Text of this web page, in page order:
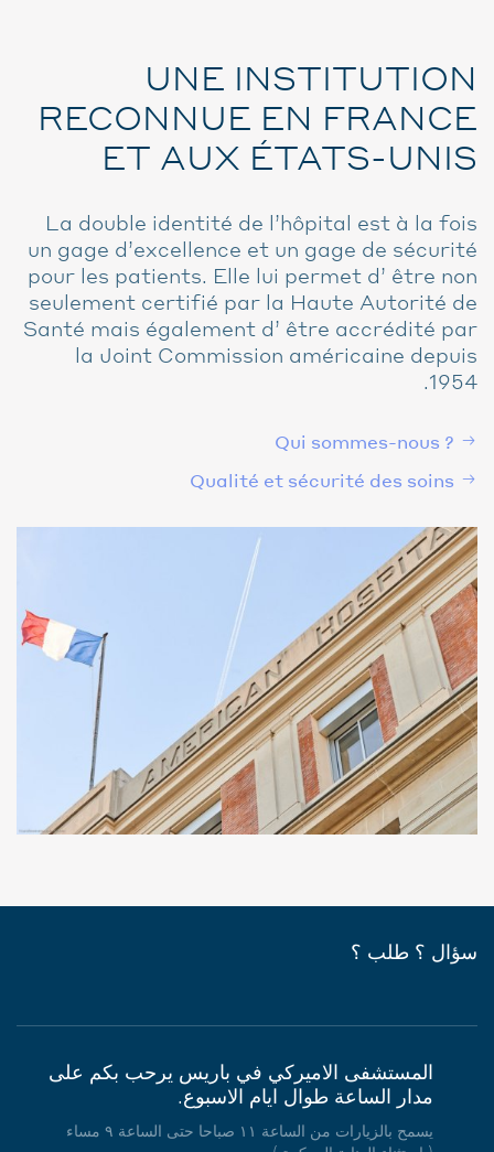
UNE INSTITUTION
RECONNUE EN FRANCE
ET AUX ÉTATS-UNIS
La double identité de l’hôpital est à la fois
un gage d’excellence et un gage de sécurité
pour les patients. Elle lui permet d’ être non
seulement certifié par la Haute Autorité de
Santé mais également d’ être accrédité par
la Joint Commission américaine depuis
1954.
Qui sommes-nous ?
Qualité et sécurité des soins
سؤال ؟ طلب ؟
المستشفى الاميركي في باريس يرحب بكم على
مدار الساعة طوال ايام الاسبوع.
يسمح بالزيارات من الساعة ١١ صباحا حتى الساعة ٩ مساء